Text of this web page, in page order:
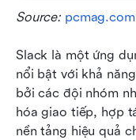
Source: pcmag.com
Slack là một ứng
nổi bật với khả
bởi các đội nhóm
hóa giao tiếp, hợp
nền tảng hiệu quả